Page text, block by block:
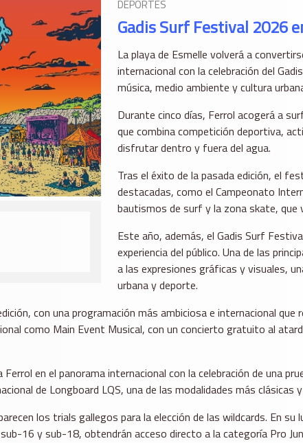
DEPORTES
Gadis Surf Festival 2026
La playa de Esmelle volverá a
internacional con la celebración del
música, medio ambiente y cultura
Durante cinco días, Ferrol acogerá a
que combina competición deportiva,
disfrutar dentro y fuera del agua.
Tras el éxito de la pasada edición, el
destacadas, como el Campeonato
bautismos de surf y la zona skate, que
Este año, además, el Gadis Surf
experiencia del público. Una de las
a las expresiones gráficas y visuales,
urbana y deporte.
con una programación más ambiciosa e internacional que
como Main Event Musical, con un concierto gratuito al
en el panorama internacional con la celebración de una
de Longboard LQS, una de las modalidades más clásicas
los trials gallegos para la elección de las wildcards. En su
16 y sub-18, obtendrán acceso directo a la categoría Pro